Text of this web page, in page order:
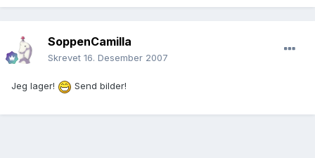
SoppenCamilla
Skrevet 16. Desember 2007
Jeg lager! Send bilder!